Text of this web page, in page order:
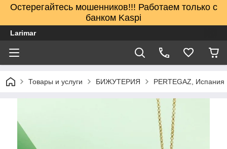
Остерегайтесь мошенников!!! Работаем только с
банком Kaspi
Larimar
Товары и услуги БИЖУТЕРИЯ PERTEGAZ, Испания